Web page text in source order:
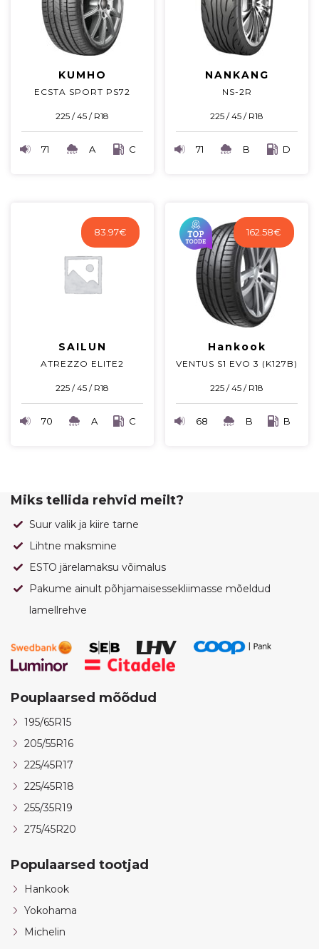
KUMHO
ECSTA SPORT PS72
225 / 45 / R18
71 A C
NANKANG
NS-2R
225 / 45 / R18
71 B D
83.97€
SAILUN
ATREZZO ELITE2
225 / 45 / R18
70 A C
162.58€
Hankook
VENTUS S1 EVO 3 (K127B)
225 / 45 / R18
68 B B
Miks tellida rehvid meilt?
Suur valik ja kiire tarne
Lihtne maksmine
ESTO järelamaksu võimalus
Pakume ainult põhjamaisessekliimasse mõeldud
lamellrehve
Pouplaarsed mõõdud
195/65R15
205/55R16
225/45R17
225/45R18
255/35R19
275/45R20
Populaarsed tootjad
Hankook
Yokohama
Michelin